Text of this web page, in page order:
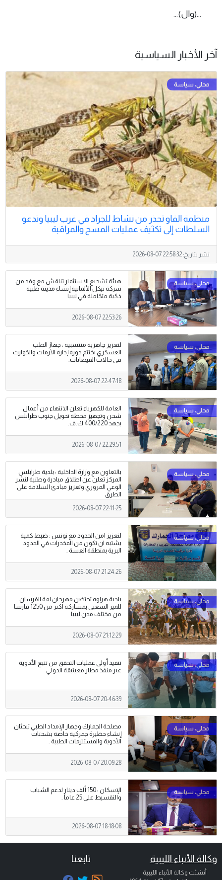
...(وال)...
آخر الأخبار السياسية
منظمة الفاو تحذر من نشاط للجراد في غرب ليبيا وتدعو
السلطات إلى تكثيف عمليات المسح والمراقبة
نشر بتاريخ:2026-08-07 22:58:32
هيئة تشجيع الاستثمار تناقش مع وفد من
شركة نيكل الألمانية إنشاء مدينة طبية
ذكية متكاملة في ليبيا
2026-08-07 22:53:26
لتعزيز جاهزية منتسبيه : جهاز الطب
العسكري يختتم دورة إدارة الأزمات والكوارث
في حالات الفيضانات.
2026-08-07 22:47:18
العامة للكهرباء تعلن الانتهاء من أعمال
شحن وتجهيز محطة تحويل جنوب طرابلس
بجهد 400/220 ك.ف.
2026-08-07 22:29:51
بالتعاون مع وزارة الداخلية : بلدية طرابلس
المركز تعلن عن اطلاق مبادرة وطنية لنشر
الوعي المروري وتعزيز مبادئ السلامة على
الطرق
2026-08-07 22:11:25
لتعزيز امن الحدود مع تونس : ضبط كمية
يشتبه ان تكون من المخدرات في الحدود
البرية بمنطقة العسة .
2026-08-07 21:24:26
بلدية هراوة تحتضن مهرجان لمة الفرسان
للميز الشعبي بمشاركة اكثر من 1250 فارسا
من مختلف مدن ليبيا
2026-08-07 21:12:29
تنفيذ أولى عمليات التحقق من تتبع الأدوية
عبر منفذ مطار معيتيقة الدولي
2026-08-07 20:46:39
مصلحة الجمارك وجهاز الإمداد الطبي تبحثان
إنشاء حظيرة جمركية خاصة بشحنات
الأدوية والمستلزمات الطبية .
2026-08-07 20:09:28
الإسكان : 150 ألف دينار لدعم الشباب
والتقسيط على 25 عاماً .
2026-08-07 18:18:08
وكالة الأنباء الليبية
أنشئت وكالة الأنباء الليبية
تابعنا